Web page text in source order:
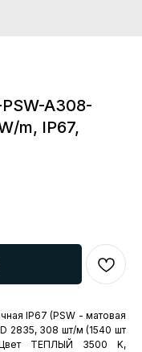
A308-
m, IP67,
IP67 (PSW - матовая
2835, 308 шт/м (1540 шт
ТЕПЛЫЙ 3500 K,